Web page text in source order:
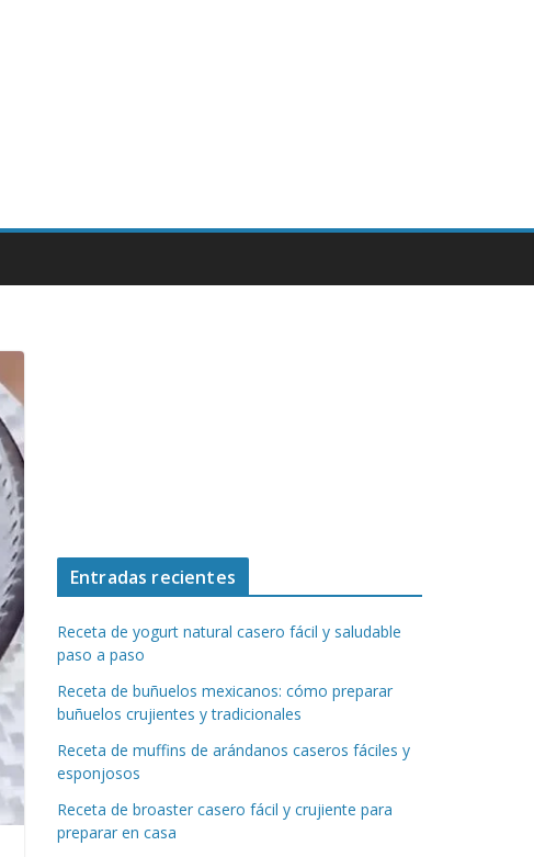
Entradas recientes
Receta de yogurt natural casero fácil y saludable
paso a paso
Receta de buñuelos mexicanos: cómo preparar
buñuelos crujientes y tradicionales
Receta de muffins de arándanos caseros fáciles y
esponjosos
Receta de broaster casero fácil y crujiente para
preparar en casa